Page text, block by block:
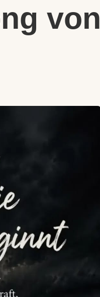
von